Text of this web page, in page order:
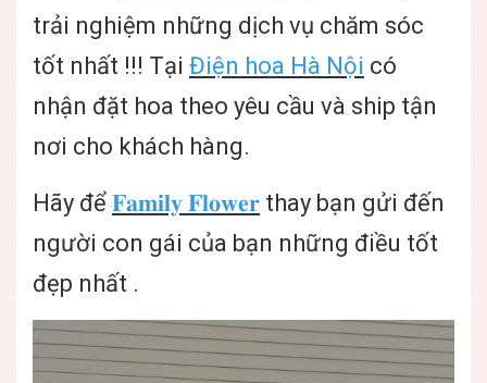
trải nghiệm những dịch vụ chăm sóc
tốt nhất !!! Tại Điện hoa Hà Nội có
nhận đặt hoa theo yêu cầu và ship tận
nơi cho khách hàng.
Hãy để 𝐅𝐚𝐦𝐢𝐥𝐲 𝐅𝐥𝐨𝐰𝐞𝐫 thay bạn gửi đến
người con gái của bạn những điều tốt
đẹp nhất .